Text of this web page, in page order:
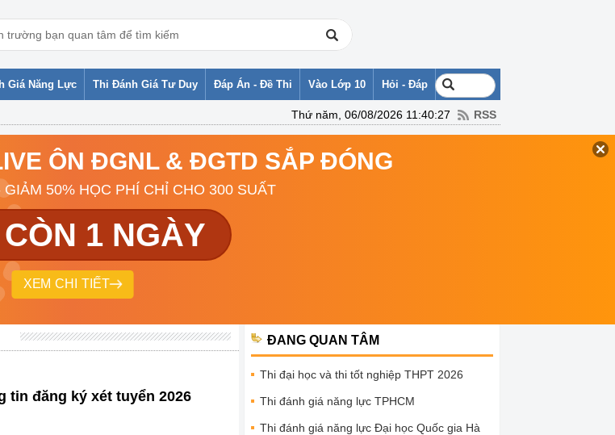
Giá Năng Lực Thi Đánh Giá Tư Duy Đáp Án - Đề Thi Vào Lớp 10 Hỏi - Đáp
Thứ năm, 06/08/2026 11:40:27 RSS
ÔN ĐGNL & ĐGTD SẮP ĐÓNG
50% HỌC PHÍ CHỈ CHO 300 SUẤT
1 NGÀY
XEM CHI TIẾT
tin đăng ký xét tuyển 2026
ĐANG QUAN TÂM
Thi đại học và thi tốt nghiệp THPT 2026
Thi đánh giá năng lực TPHCM
Thi đánh giá năng lực Đại học Quốc gia Hà